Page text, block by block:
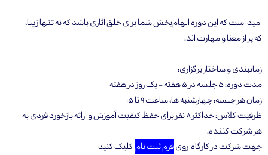
امید است که این دوره الهام‌بخش شما برای خلق آثاری باشد که نه تنها زیبا،
که پر از معنا و مهارت اند.
زمانبندی و ساختار برگزاری:
مدت دوره: ۵ جلسه در ۵ هفته - یک روز در هفته
زمان هر جلسه: چهارشنبه ها، ساعت ۹ تا ۱۵
ظرفیت کلاس: حداکثر ۸ نفر برای حفظ کیفیت آموزش و ارائه بازخورد فردی به
هر شرکت کننده.
جهت شرکت در کارگاه رویفرم ثبت نام کلیک کنید